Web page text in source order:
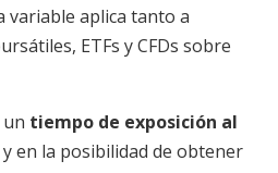
variable aplica tanto a
ETFs y CFDs sobre
tiempo de exposición al
en la posibilidad de obtener